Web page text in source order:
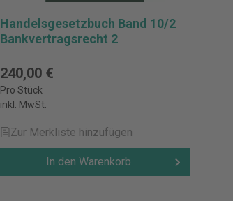
Handelsgesetzbuch Band 10/2
Bankvertragsrecht 2
240,00 €
Pro Stück
inkl. MwSt.
Zur Merkliste hinzufügen
In den Warenkorb